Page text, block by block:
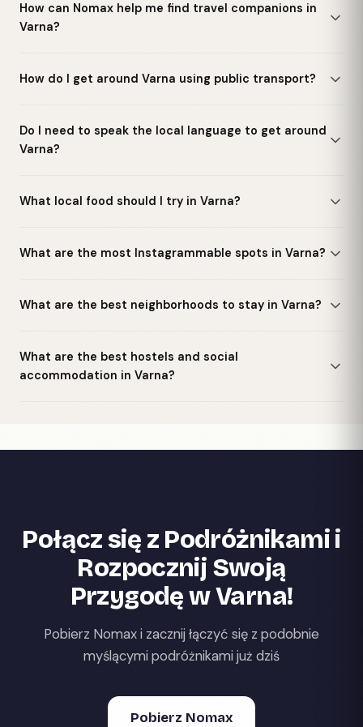
How can Nomax help me find travel companions in
Varna?
How do I get around Varna using public transport?
Do I need to speak the local language to get around
Varna?
What local food should I try in Varna?
What are the most Instagrammable spots in Varna?
What are the best neighborhoods to stay in Varna?
What are the best hostels and social
accommodation in Varna?
Połącz się z Podróżnikami i
Rozpocznij Swoją
Przygodę w Varna!
Pobierz Nomax i zacznij łączyć się z podobnie
myślącymi podróżnikami już dziś
Pobierz Nomax